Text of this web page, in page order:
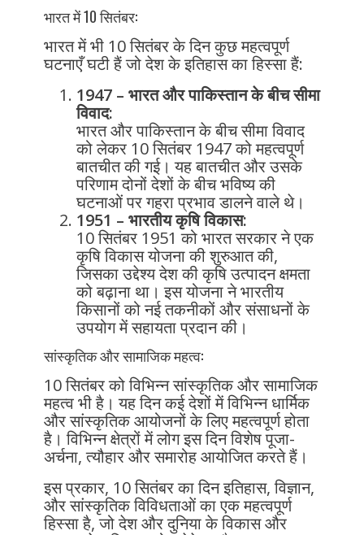
भारत में 10 सितंबर:
भारत में भी 10 सितंबर के दिन कुछ महत्वपूर्ण
घटनाएँ घटी हैं जो देश के इतिहास का हिस्सा हैं:
1947 – भारत और पाकिस्तान के बीच सीमा
विवाद:
भारत और पाकिस्तान के बीच सीमा विवाद
को लेकर 10 सितंबर 1947 को महत्वपूर्ण
बातचीत की गई। यह बातचीत और उसके
परिणाम दोनों देशों के बीच भविष्य की
घटनाओं पर गहरा प्रभाव डालने वाले थे।
1951 – भारतीय कृषि विकास:
10 सितंबर 1951 को भारत सरकार ने एक
कृषि विकास योजना की शुरुआत की,
जिसका उद्देश्य देश की कृषि उत्पादन क्षमता
को बढ़ाना था। इस योजना ने भारतीय
किसानों को नई तकनीकों और संसाधनों के
उपयोग में सहायता प्रदान की।
सांस्कृतिक और सामाजिक महत्व:
10 सितंबर को विभिन्न सांस्कृतिक और सामाजिक
महत्व भी है। यह दिन कई देशों में विभिन्न धार्मिक
और सांस्कृतिक आयोजनों के लिए महत्वपूर्ण होता
है। विभिन्न क्षेत्रों में लोग इस दिन विशेष पूजा-
अर्चना, त्यौहार और समारोह आयोजित करते हैं।
इस प्रकार, 10 सितंबर का दिन इतिहास, विज्ञान,
और सांस्कृतिक विविधताओं का एक महत्वपूर्ण
हिस्सा है, जो देश और दुनिया के विकास और